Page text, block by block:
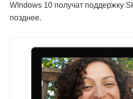
WIndows 10 получат поддержку
позднее.